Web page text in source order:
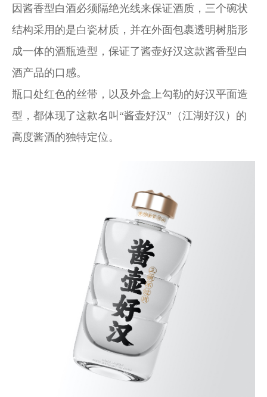
因酱香型白酒必须隔绝光线来保证酒质，三个碗状
结构采用的是白瓷材质，并在外面包裹透明树脂形
成一体的酒瓶造型，保证了酱壶好汉这款酱香型白
酒产品的口感。
瓶口处红色的丝带，以及外盒上勾勒的好汉平面造
型，都体现了这款名叫“酱壶好汉”（江湖好汉）的
高度酱酒的独特定位。